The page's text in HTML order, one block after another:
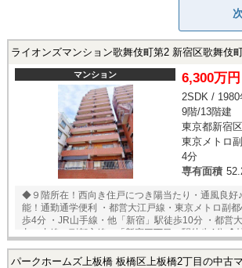
マンション 6,300万円
2SDK / 1980
9階/13階建
東京都新宿
東京メトロ
4分
専有面積
◆９階所在！西向き住戸につき陽当たり・通風良好♪ ◆複数路線利用可
能！通勤通学便利 ・都営大江戸線・東京メトロ副
歩4分 ・JR山手線・他「新宿」駅徒歩10分 ・都営
丸の内線・副都心線 「新宿三丁目」駅徒歩4分 ◆忙しい方も安心、24
のサービススペース有！ ～収納や書斎など使い方いろ
パークホームズ上板橋 板橋区上板橋2丁目の中古